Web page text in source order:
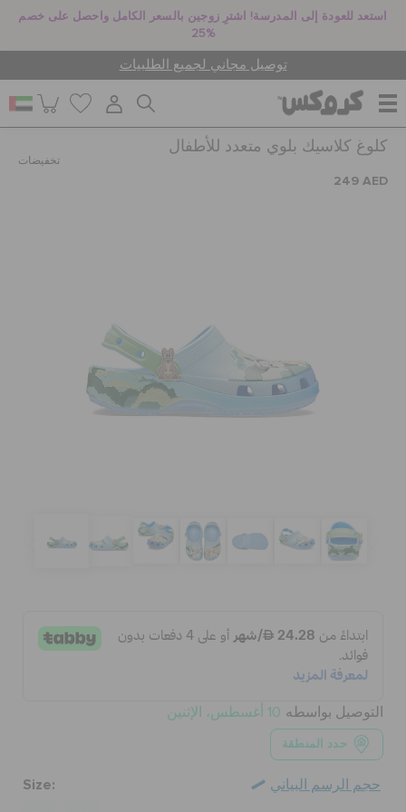
استعد للعودة إلى المدرسة! اشترِ زوجين بالسعر الكامل واحصل على خصم
25%
توصيل مجاني لجميع الطلبيات
للنساء
كروكس لمكان العمل
تنزيلات
تسجيل الدخول / اشتراك
قائمة الامنيات
تحديد موقع المتجر
كلوغ كلاسيك بلوي متعدد للأطفال
تخفيضات
249 AED
التوصيل بواسطه 10 أغسطس، الإثنين
حدد المنطقة
Size:
حجم الرسم البياني